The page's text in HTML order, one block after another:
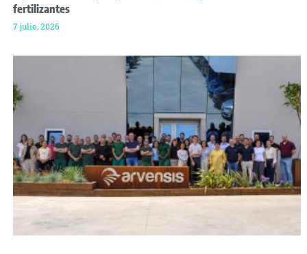
fertilizantes
7 julio, 2026